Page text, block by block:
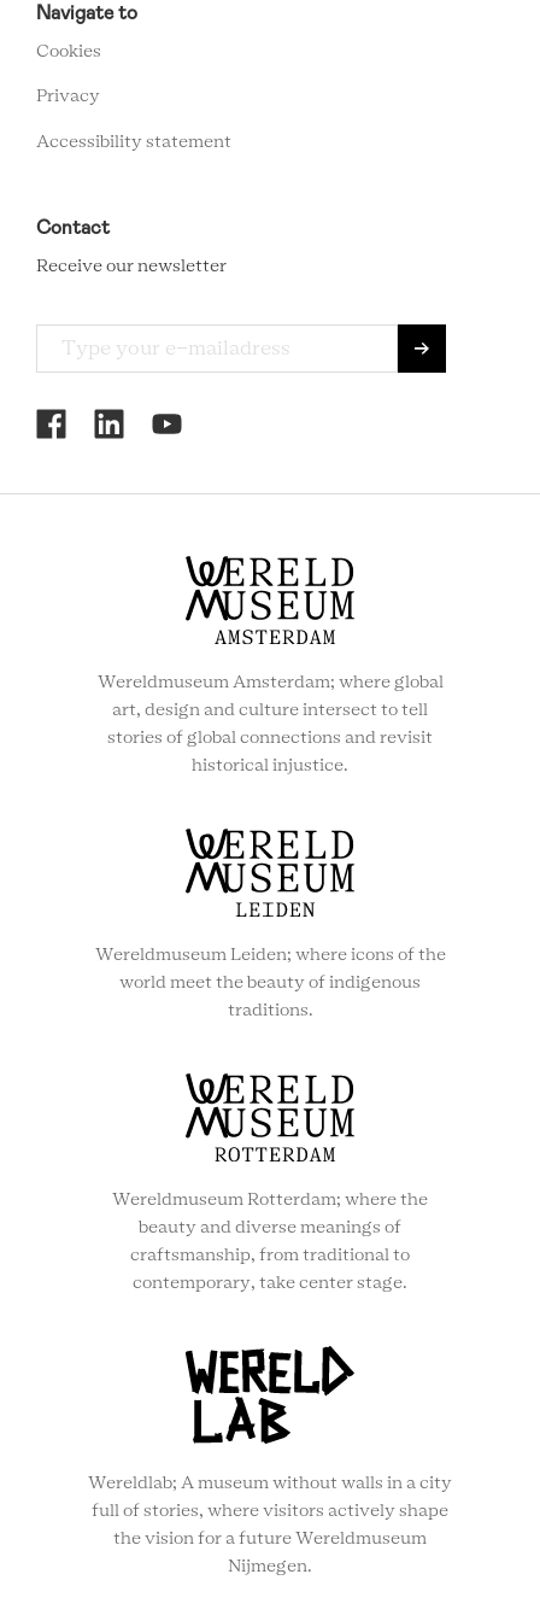
FOOTER
MENU
Navigate to
Cookies
Privacy
Accessibility statement
Contact
Receive our newsletter
RCMC
SOCIAL
Wereldmuseum Amsterdam; where global
art, design and culture intersect to tell
stories of global connections and revisit
historical injustice.
Wereldmuseum Leiden; where icons of the
world meet the beauty of indigenous
traditions.
Wereldmuseum Rotterdam; where the
beauty and diverse meanings of
craftsmanship, from traditional to
contemporary, take center stage.
Wereldlab; A museum without walls in a city
full of stories, where visitors actively shape
the vision for a future Wereldmuseum
Nijmegen.